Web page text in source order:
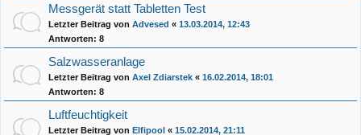
Messgerät statt Tabletten Test
Letzter Beitrag von Advesed « 13.03.2014, 12:43
Antworten: 8
Salzwasseranlage
Letzter Beitrag von Axel Zdiarstek « 16.02.2014, 18:01
Antworten: 8
Luftfeuchtigkeit
Letzter Beitrag von Elfipool « 15.02.2014, 21:11